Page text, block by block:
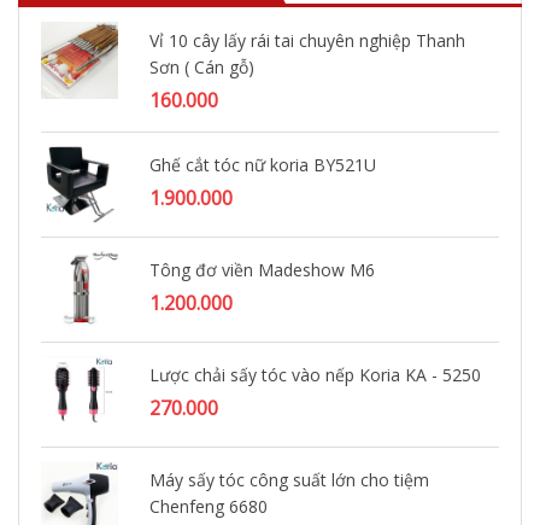
Vỉ 10 cây lấy rái tai chuyên nghiệp Thanh
Sơn ( Cán gỗ)
160.000
Ghế cắt tóc nữ koria BY521U
1.900.000
Tông đơ viền Madeshow M6
1.200.000
Lược chải sấy tóc vào nếp Koria KA - 5250
270.000
Máy sấy tóc công suất lớn cho tiệm
Chenfeng 6680